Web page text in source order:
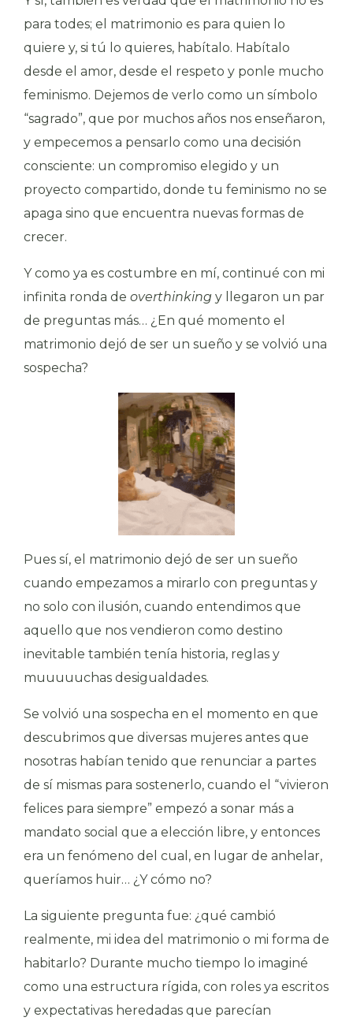
para todes; el matrimonio es para quien lo
quiere y, si tú lo quieres, habítalo. Habítalo
desde el amor, desde el respeto y ponle mucho
feminismo. Dejemos de verlo como un símbolo
“sagrado”, que por muchos años nos enseñaron,
y empecemos a pensarlo como una decisión
consciente: un compromiso elegido y un
proyecto compartido, donde tu feminismo no se
apaga sino que encuentra nuevas formas de
crecer.
Y como ya es costumbre en mí, continué con mi
infinita ronda de overthinking y llegaron un par
de preguntas más… ¿En qué momento el
matrimonio dejó de ser un sueño y se volvió una
sospecha?
Pues sí, el matrimonio dejó de ser un sueño
cuando empezamos a mirarlo con preguntas y
no solo con ilusión, cuando entendimos que
aquello que nos vendieron como destino
inevitable también tenía historia, reglas y
muuuuuchas desigualdades.
Se volvió una sospecha en el momento en que
descubrimos que diversas mujeres antes que
nosotras habían tenido que renunciar a partes
de sí mismas para sostenerlo, cuando el “vivieron
felices para siempre” empezó a sonar más a
mandato social que a elección libre, y entonces
era un fenómeno del cual, en lugar de anhelar,
queríamos huir… ¿Y cómo no?
La siguiente pregunta fue: ¿qué cambió
realmente, mi idea del matrimonio o mi forma de
habitarlo? Durante mucho tiempo lo imaginé
como una estructura rígida, con roles ya escritos
y expectativas heredadas que parecían